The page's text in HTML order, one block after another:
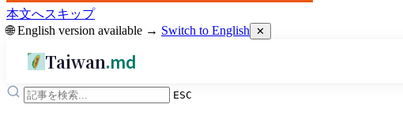
本文へスキップ
🌐 English version available → Switch to English ✕
Taiwan.md
ESC